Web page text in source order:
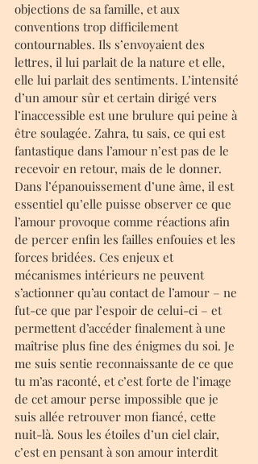
objections de sa famille, et aux
conventions trop difficilement
contournables. Ils s’envoyaient des
lettres, il lui parlait de la nature et elle,
elle lui parlait des sentiments. L’intensité
d’un amour sûr et certain dirigé vers
l’inaccessible est une brulure qui peine à
être soulagée. Zahra, tu sais, ce qui est
fantastique dans l’amour n’est pas de le
recevoir en retour, mais de le donner.
Dans l’épanouissement d’une âme, il est
essentiel qu’elle puisse observer ce que
l’amour provoque comme réactions afin
de percer enfin les failles enfouies et les
forces bridées. Ces enjeux et
mécanismes intérieurs ne peuvent
s’actionner qu’au contact de l’amour – ne
fut-ce que par l’espoir de celui-ci – et
permettent d’accéder finalement à une
maîtrise plus fine des énigmes du soi. Je
me suis sentie reconnaissante de ce que
tu m’as raconté, et c’est forte de l’image
de cet amour perse impossible que je
suis allée retrouver mon fiancé, cette
nuit-là. Sous les étoiles d’un ciel clair,
c’est en pensant à son amour interdit